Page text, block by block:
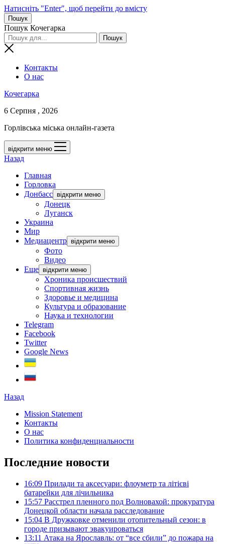
Натисніть "Enter", щоб перейти до вмісту
Пошук
Пошук Кочегарка
Контакты
О нас
Кочегарка
6 Серпня , 2026
Горлівська міська онлайн-газета
відкрити меню
Назад
Главная
Горловка
Донбасс відкрити меню
Донецк
Луганск
Украина
Мир
Медиацентр відкрити меню
Фото
Видео
Еще відкрити меню
Хроника происшествий
Спортивная жизнь
Здоровье и медицина
Культура и образование
Наука и технологии
Telegram
Facebook
Twitter
Google News
Назад
Mission Statement
Контакты
О нас
Политика конфиденциальности
Последние новости
16:09 Прилади та аксесуари: флоуметр та літієві
батарейки для лічильника
15:57 Расстрел пленного под Волновахой: прокуратура
Донецкой области начала расследование
15:04 В Дружковке отменили отопительный сезон: в
городе призывают эвакуироваться
13:11 Атака на Ярославль: от “все сбили” до пожара на